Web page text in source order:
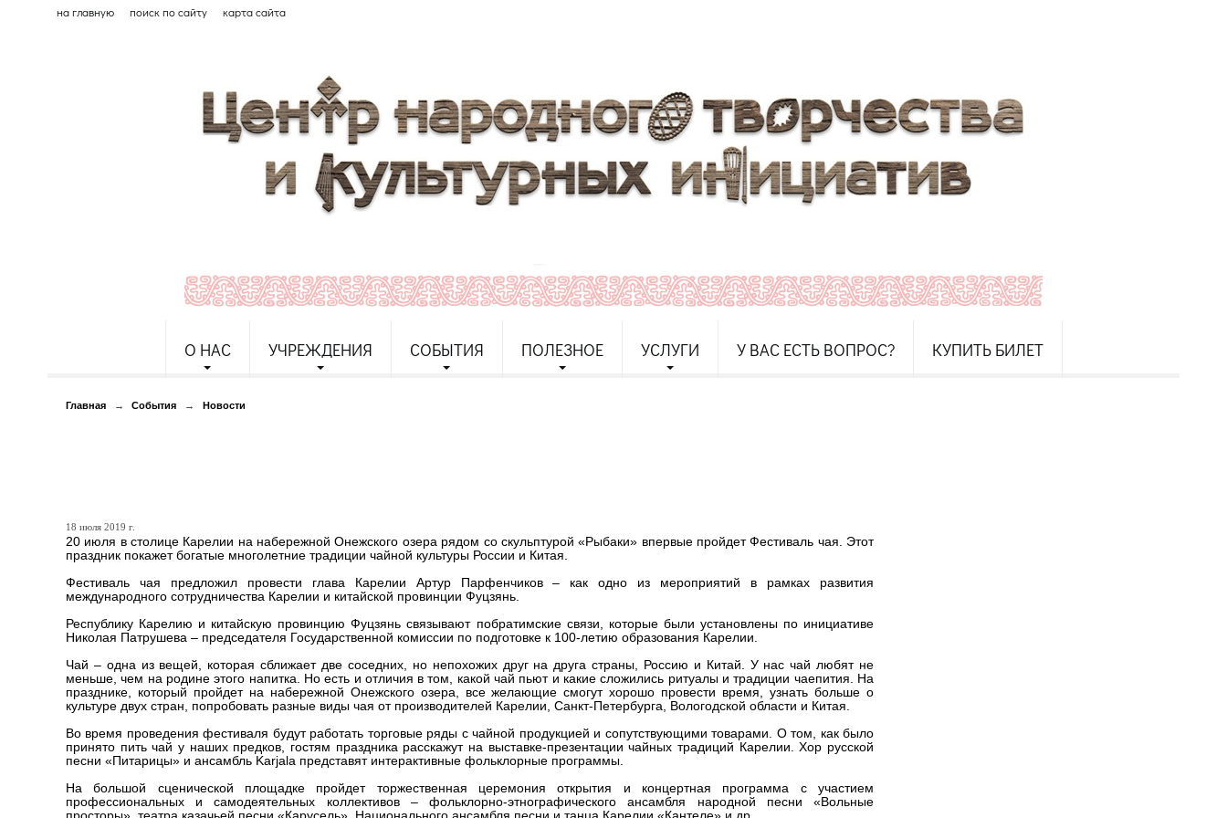
на главную поиск по сайту карта сайта
О НАС УЧРЕЖДЕНИЯ СОБЫТИЯ ПОЛЕЗНОЕ УСЛУГИ У ВАС ЕСТЬ ВОПРОС? КУПИТЬ БИЛЕТ
Главная → События → Новости
18 июля 2019 г.
20 июля в столице Карелии на набережной Онежского озера рядом со скульптурой «Рыбаки» впервые пройдет Фестиваль чая. Этот
праздник покажет богатые многолетние традиции чайной культуры России и Китая.
Фестиваль чая предложил провести глава Карелии Артур Парфенчиков – как одно из мероприятий в рамках развития
международного сотрудничества Карелии и китайской провинции Фуцзянь.
Республику Карелию и китайскую провинцию Фуцзянь связывают побратимские связи, которые были установлены по инициативе
Николая Патрушева – председателя Государственной комиссии по подготовке к 100-летию образования Карелии.
Чай – одна из вещей, которая сближает две соседних, но непохожих друг на друга страны, Россию и Китай. У нас чай любят не
меньше, чем на родине этого напитка. Но есть и отличия в том, какой чай пьют и какие сложились ритуалы и традиции чаепития. На
празднике, который пройдет на набережной Онежского озера, все желающие смогут хорошо провести время, узнать больше о
культуре двух стран, попробовать разные виды чая от производителей Карелии, Санкт-Петербурга, Вологодской области и Китая.
Во время проведения фестиваля будут работать торговые ряды с чайной продукцией и сопутствующими товарами. О том, как было
принято пить чай у наших предков, гостям праздника расскажут на выставке-презентации чайных традиций Карелии. Хор русской
песни «Питарицы» и ансамбль Karjala представят интерактивные фольклорные программы.
На большой сценической площадке пройдет торжественная церемония открытия и концертная программа с участием
профессиональных и самодеятельных коллективов – фольклорно-этнографического ансамбля народной песни «Вольные